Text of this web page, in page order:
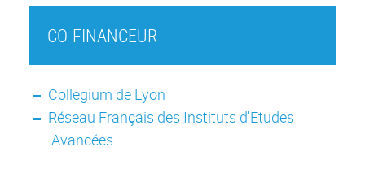
CO-FINANCEUR
Collegium de Lyon
Réseau Français des Instituts d'Etudes
Avancées